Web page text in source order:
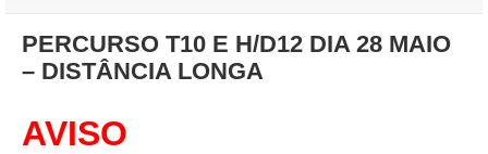
PERCURSO T10 E H/D12 DIA 28 MAIO
– DISTÂNCIA LONGA
AVISO